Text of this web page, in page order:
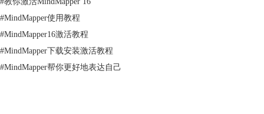
MindMapper思维导图软件，通过记笔记，培训，以及做研究等进行信息
收集和信息管理，可让您收获更多，同时提升自身素质。
#MindMapper使用教程
#MindMapper16激活教程
#MindMapper下载安装激活教程
#MindMapper帮你更好地表达自己